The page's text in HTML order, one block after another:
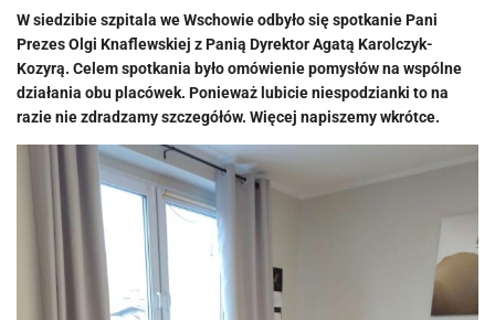
W siedzibie szpitala we Wschowie odbyło się spotkanie Pani
Prezes Olgi Knaflewskiej z Panią Dyrektor Agatą Karolczyk-
Kozyrą. Celem spotkania było omówienie pomysłów na wspólne
działania obu placówek. Ponieważ lubicie niespodzianki to na
razie nie zdradzamy szczegółów. Więcej napiszemy wkrótce.